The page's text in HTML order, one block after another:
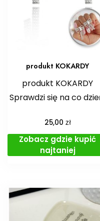
produkt KOKARDY
produkt KOKARDY
Sprawdzi się na co
25,00 zł
Zobacz gdzie kupić
najtaniej